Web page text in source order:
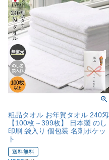
粗品タオル お年賀タオル 240匁
【100枚～399枚】 日本製 のし
印刷 袋入り 個包装 名刺ポケッ
ト
送料無料